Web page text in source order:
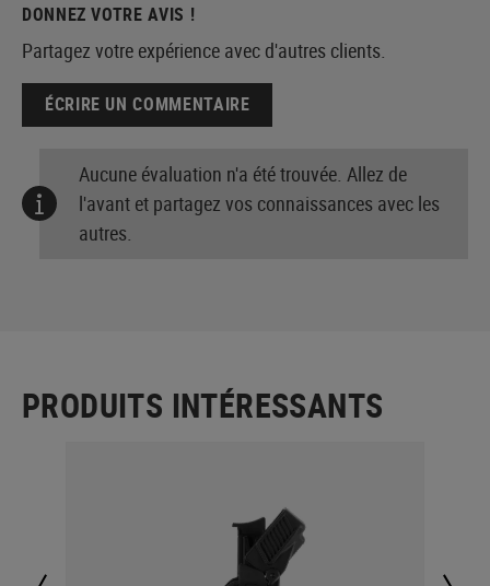
DONNEZ VOTRE AVIS !
Partagez votre expérience avec d'autres clients.
ÉCRIRE UN COMMENTAIRE
Aucune évaluation n'a été trouvée. Allez de
l'avant et partagez vos connaissances avec les
autres.
PRODUITS INTÉRESSANTS